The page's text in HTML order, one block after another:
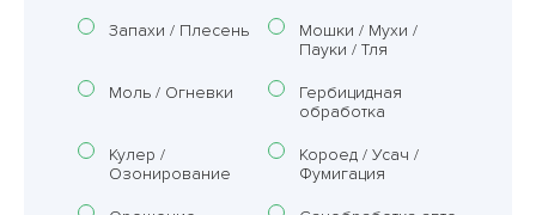
Запахи / Плесень
Мошки / Мухи /
Пауки / Тля
Моль / Огневки
Гербицидная
обработка
Кулер /
Озонирование
Короед / Усач /
Фумигация